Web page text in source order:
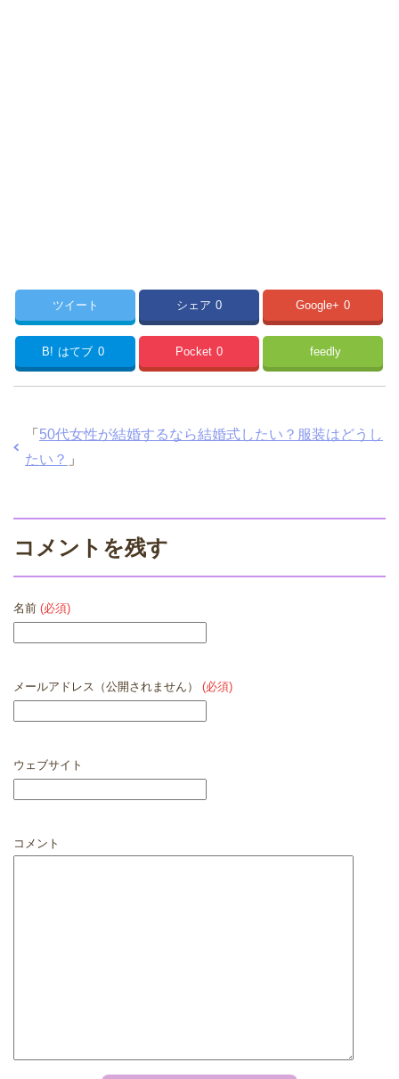
ツイート シェア 0 Google+ 0
B! はてブ 0 Pocket 0 feedly
「 50代女性が結婚するなら結婚式したい？服装はどうし
たい？ 」
コメントを残す
名前 (必須)
メールアドレス（公開されません） (必須)
ウェブサイト
コメント